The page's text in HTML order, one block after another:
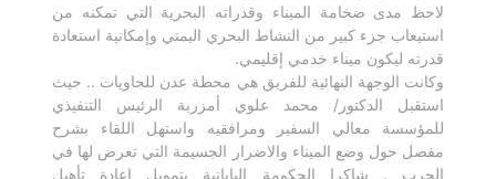
لاحظ مدى ضخامة الميناء وقدراته البحرية التي تمكنه من
استيعاب جزء كبير من النشاط البحري اليمني وإمكانية استعادة
قدرته ليكون ميناء خدمي إقليمي.
وكانت الوجهة النهائية للفريق هي محطة عدن للحاويات .. حيث
استقبل الدكتور/ محمد علوي أمزربة الرئيس التنفيذي
للمؤسسة معالي السفير ومرافقيه واستهل اللقاء بشرح
مفصل حول وضع الميناء والاضرار الجسيمة التي تعرض لها في
الحرب . شاكرا الحكومة اليابانية بتمويل إعادة تأهيل